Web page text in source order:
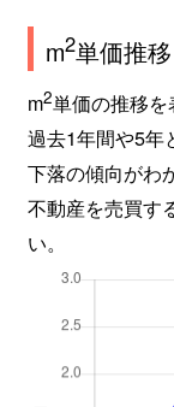
m2単価推移
m2単価の推移を
過去1年間や5年
下落の傾向がわ
不動産を売買す
い。